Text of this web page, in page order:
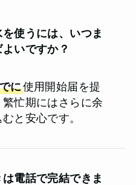
使うには、いつま
いですか？
に使用開始届を提
忙期にはさらに余
と安心です。
電話で完結できま